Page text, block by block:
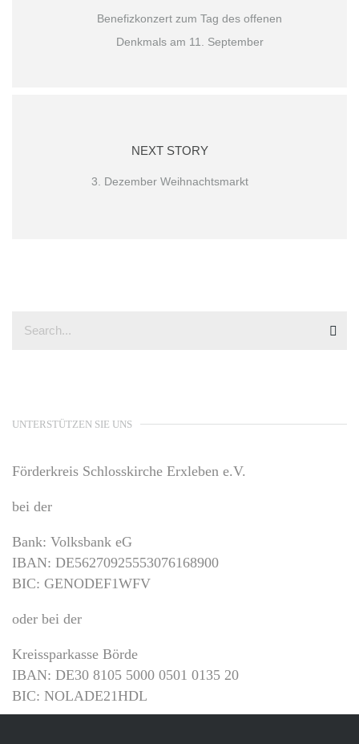
Benefizkonzert zum Tag des offenen
Denkmals am 11. September
NEXT STORY
3. Dezember Weihnachtsmarkt
UNTERSTÜTZEN SIE UNS
Förderkreis Schlosskirche Erxleben e.V.
bei der
Bank: Volksbank eG
IBAN: DE56270925553076168900
BIC: GENODEF1WFV
oder bei der
Kreissparkasse Börde
IBAN: DE30 8105 5000 0501 0135 20
BIC: NOLADE21HDL